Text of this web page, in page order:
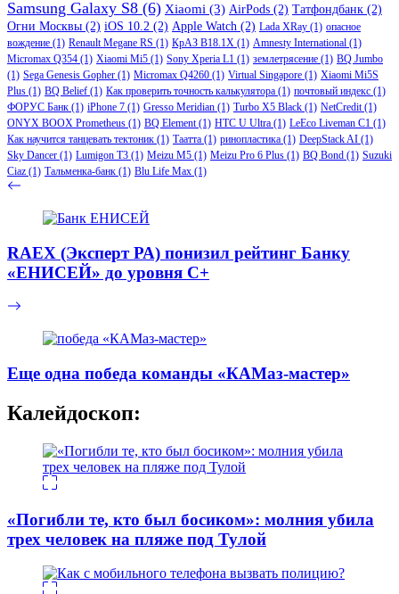
Samsung Galaxy S8 (6) Xiaomi (3) AirPods (2) Татфондбанк (2)
Огни Москвы (2) iOS 10.2 (2) Apple Watch (2) Lada XRay (1) опасное
вождение (1) Renault Megane RS (1) КрАЗ В18.1Х (1) Amnesty International (1)
Micromax Q354 (1) Xiaomi Mi5 (1) Sony Xperia L1 (1) землетрясение (1) BQ Jumbo
(1) Sega Genesis Gopher (1) Micromax Q4260 (1) Virtual Singapore (1) Xiaomi Mi5S
Plus (1) BQ Belief (1) Как проверить точность калькулятора (1) почтовый индекс (1)
ФОРУС Банк (1) iPhone 7 (1) Gresso Meridian (1) Turbo X5 Black (1) NetCredit(1)
ONYX BOOX Prometheus (1) BQ Element(1) HTC U Ultra (1) LeEco Liveman C1 (1)
Как научится танцевать тектоник (1) Таатта (1) ринопластика (1) DeepStack AI (1)
Sky Dancer (1) Lumigon T3 (1) Meizu M5 (1) Meizu Pro 6 Plus (1) BQ Bond (1) Suzuki
Ciaz (1) Тальменка-банк (1) Blu Life Max (1)
RAEX (Эксперт РА) понизил рейтинг Банку
«ЕНИСЕЙ» до уровня C+
Еще одна победа команды «КАМаз-мастер»
Калейдоскоп:
«Погибли те, кто был босиком»: молния убила
трех человек на пляже под Тулой